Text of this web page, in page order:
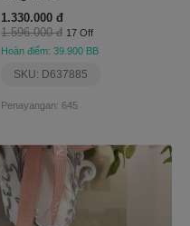
1.330.000 đ
1.596.000 đ 17 Off
Hoàn điểm: 39.900 BB
SKU: D637885
Penayangan: 645